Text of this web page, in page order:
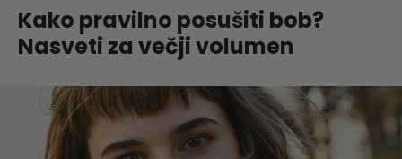
Kako pravilno posušiti bob?
Nasveti za večji volumen